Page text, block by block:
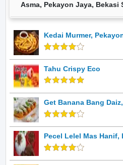
Asma, Pekayon Jaya, Bekasi
Kedai Murmer,
Tahu Crispy Eco
Get Banana Bang
Pecel Lelel Mas Hanif,